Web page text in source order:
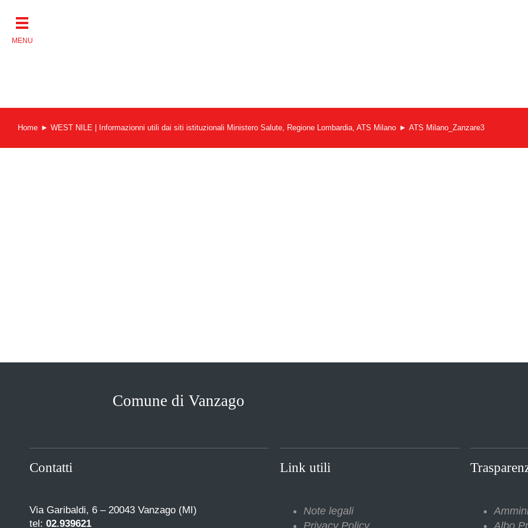
contenuto
Home WEST NILE | Informazionni utili dai siti istituzionali Ministero Salute, Regione Lombardia, ATS Milano ATS Milano_Zanzare3
Comune di Vanzago
Contatti
Via Garibaldi, 6 – 20043 Vanzago (MI)
tel: 02.939621
Link utili
Note legali